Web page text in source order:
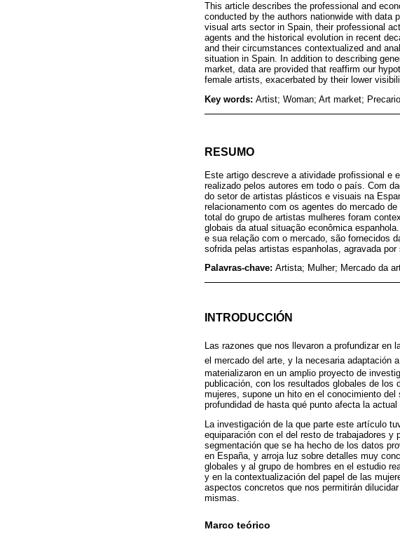
This article describes the professional and
conducted by the authors nationwide with
visual arts sector in Spain, their professional
agents and the historical evolution in recent
and their circumstances contextualized and
situation in Spain. In addition to describing
market, data are provided that reaffirm our
female artists, exacerbated by their lower
Key words: Artist; Woman; Art market;
RESUMO
Este artigo descreve a atividade profissional e
realizado pelos autores em todo o país. Com
do setor de artistas plásticos e visuais na
relacionamento com os agentes do mercado
total do grupo de artistas mulheres foram
globais da atual situação econômica
e sua relação com o mercado, são fornecidos
sofrida pelas artistas espanholas, agravada
Palavras-chave: Artista; Mulher; Mercado da
INTRODUCCIÓN
Las razones que nos llevaron a profundizar en
el mercado del arte, y la necesaria adaptación
materializaron en un amplio proyecto de
publicación, con los resultados globales de los
mujeres, supone un hito en el conocimiento
profundidad de hasta qué punto afecta la
La investigación de la que parte este artículo
equiparación con el del resto de trabajadores
segmentación que se ha hecho de los datos
en España, y arroja luz sobre detalles muy
globales y al grupo de hombres en el estudio
y en la contextualización del papel de las
aspectos concretos que nos permitirán
mismas.
Marco teórico